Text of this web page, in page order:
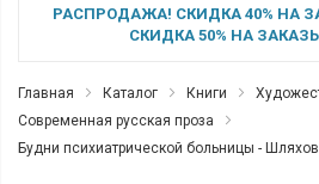
РАСПРОДАЖА! СКИДКА 40% НА
СКИДКА 50% НА
Главная Каталог Книги
Современная русская проза
Будни психиатрической больницы -